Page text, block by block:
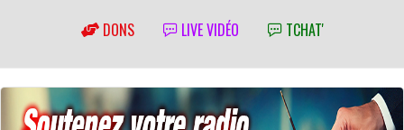
DONS LIVE VIDÉO TCHAT'